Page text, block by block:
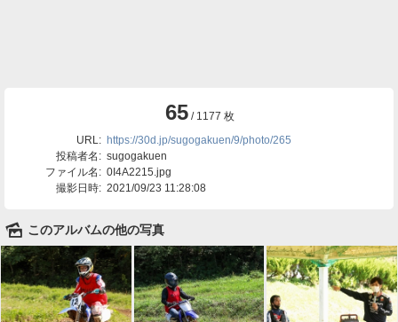
65/ 1177 枚
URL: https://30d.jp/sugogakuen/9/photo/265
投稿者名: sugogakuen
ファイル名: 0I4A2215.jpg
撮影日時: 2021/09/23 11:28:08
🌄 このアルバムの他の写真